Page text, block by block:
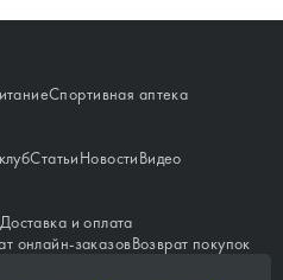
Спортивная аптека
СтатьиНовостиВидео
Доставка и оплата
онлайн-заказовВозврат покупок